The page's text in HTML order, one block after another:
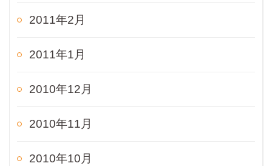
2011年2月
2011年1月
2010年12月
2010年11月
2010年10月